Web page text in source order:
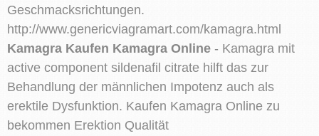
Geschmacksrichtungen.
http://www.genericviagramart.com/kamagra.html
Kamagra Kaufen Kamagra Online - Kamagra mit
active component sildenafil citrate hilft das zur
Behandlung der männlichen Impotenz auch als
erektile Dysfunktion. Kaufen Kamagra Online zu
bekommen Erektion Qualität